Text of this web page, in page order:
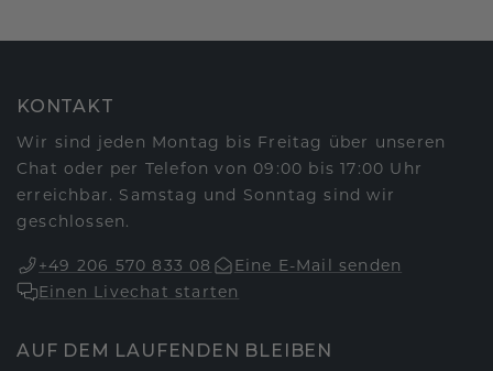
KONTAKT
Wir sind jeden Montag bis Freitag über unseren
Chat oder per Telefon von 09:00 bis 17:00 Uhr
erreichbar. Samstag und Sonntag sind wir
geschlossen.
+49 206 570 833 08
Eine E-Mail senden
Einen Livechat starten
AUF DEM LAUFENDEN BLEIBEN